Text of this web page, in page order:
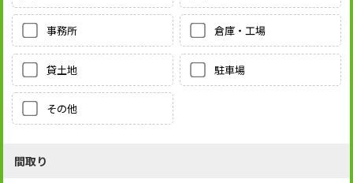
事務所 倉庫・工場
貸土地 駐車場
その他
間取り